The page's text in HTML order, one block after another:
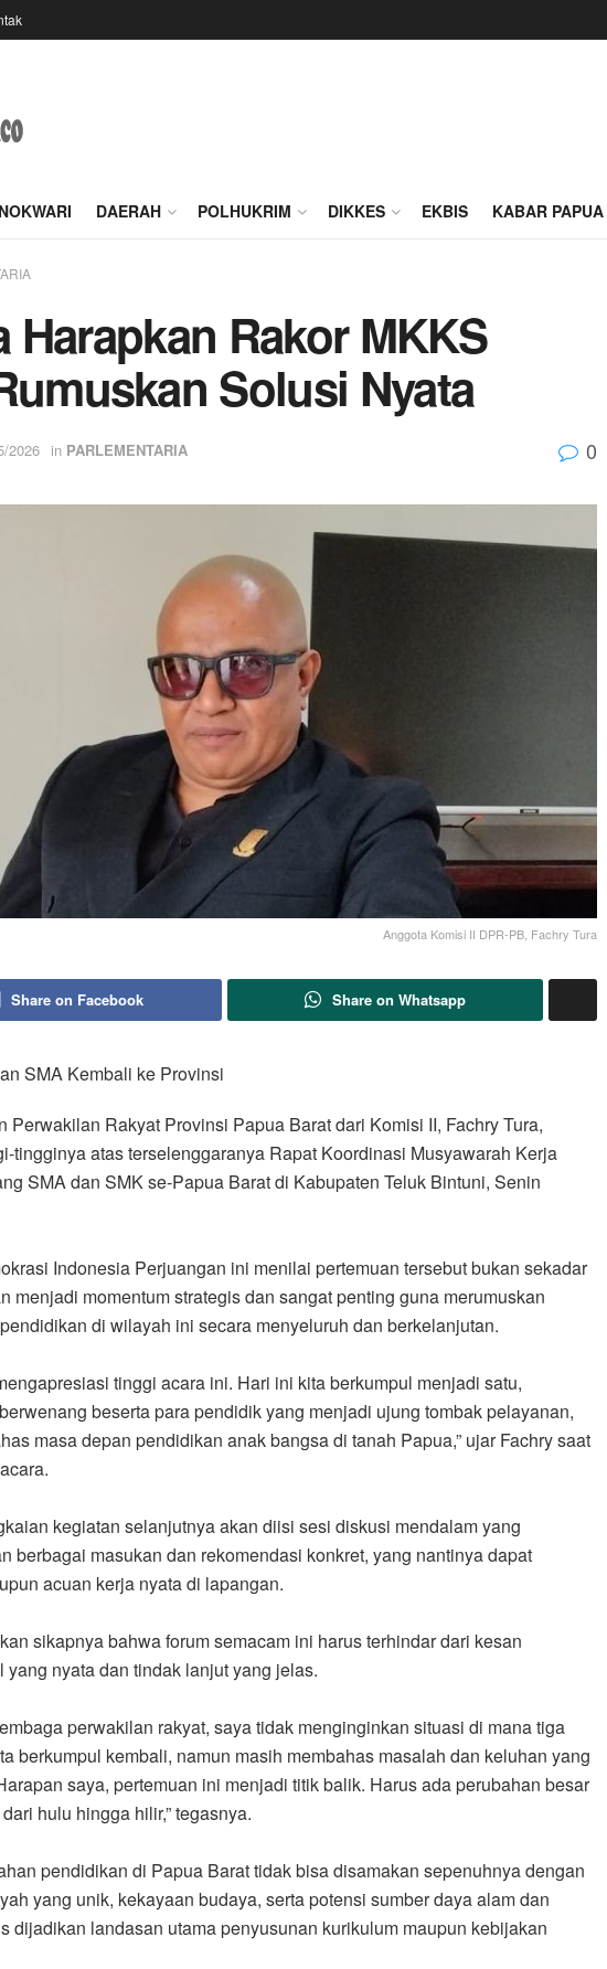
DAERAH POLHUKRIM DIKKES EKBIS KABAR PAPUA
Harapkan Rakor MKKS
Solusi Nyata
2026 in PARLEMENTARIA 0
Anggota Komisi II DPR-PB, Fachry Tura
Share on Facebook Share on Whatsapp
SMA Kembali ke Provinsi
Perwakilan Rakyat Provinsi Papua Barat dari Komisi II, Fachry Tura,
tingginya atas terselenggaranya Rapat Koordinasi Musyawarah Kerja
SMA dan SMK se-Papua Barat di Kabupaten Teluk Bintuni, Senin
Indonesia Perjuangan ini menilai pertemuan tersebut bukan sekadar
menjadi momentum strategis dan sangat penting guna merumuskan
di wilayah ini secara menyeluruh dan berkelanjutan.
tinggi acara ini. Hari ini kita berkumpul menjadi satu,
beserta para pendidik yang menjadi ujung tombak pelayanan,
masa depan pendidikan anak bangsa di tanah Papua,” ujar Fachry saat
kegiatan selanjutnya akan diisi sesi diskusi mendalam yang
berbagai masukan dan rekomendasi konkret, yang nantinya dapat
acuan kerja nyata di lapangan.
sikapnya bahwa forum semacam ini harus terhindar dari kesan
nyata dan tindak lanjut yang jelas.
perwakilan rakyat, saya tidak menginginkan situasi di mana tiga
berkumpul kembali, namun masih membahas masalah dan keluhan yang
saya, pertemuan ini menjadi titik balik. Harus ada perubahan besar
hulu hingga hilir,” tegasnya.
pendidikan di Papua Barat tidak bisa disamakan sepenuhnya dengan
yang unik, kekayaan budaya, serta potensi sumber daya alam dan
dijadikan landasan utama penyusunan kurikulum maupun kebijakan